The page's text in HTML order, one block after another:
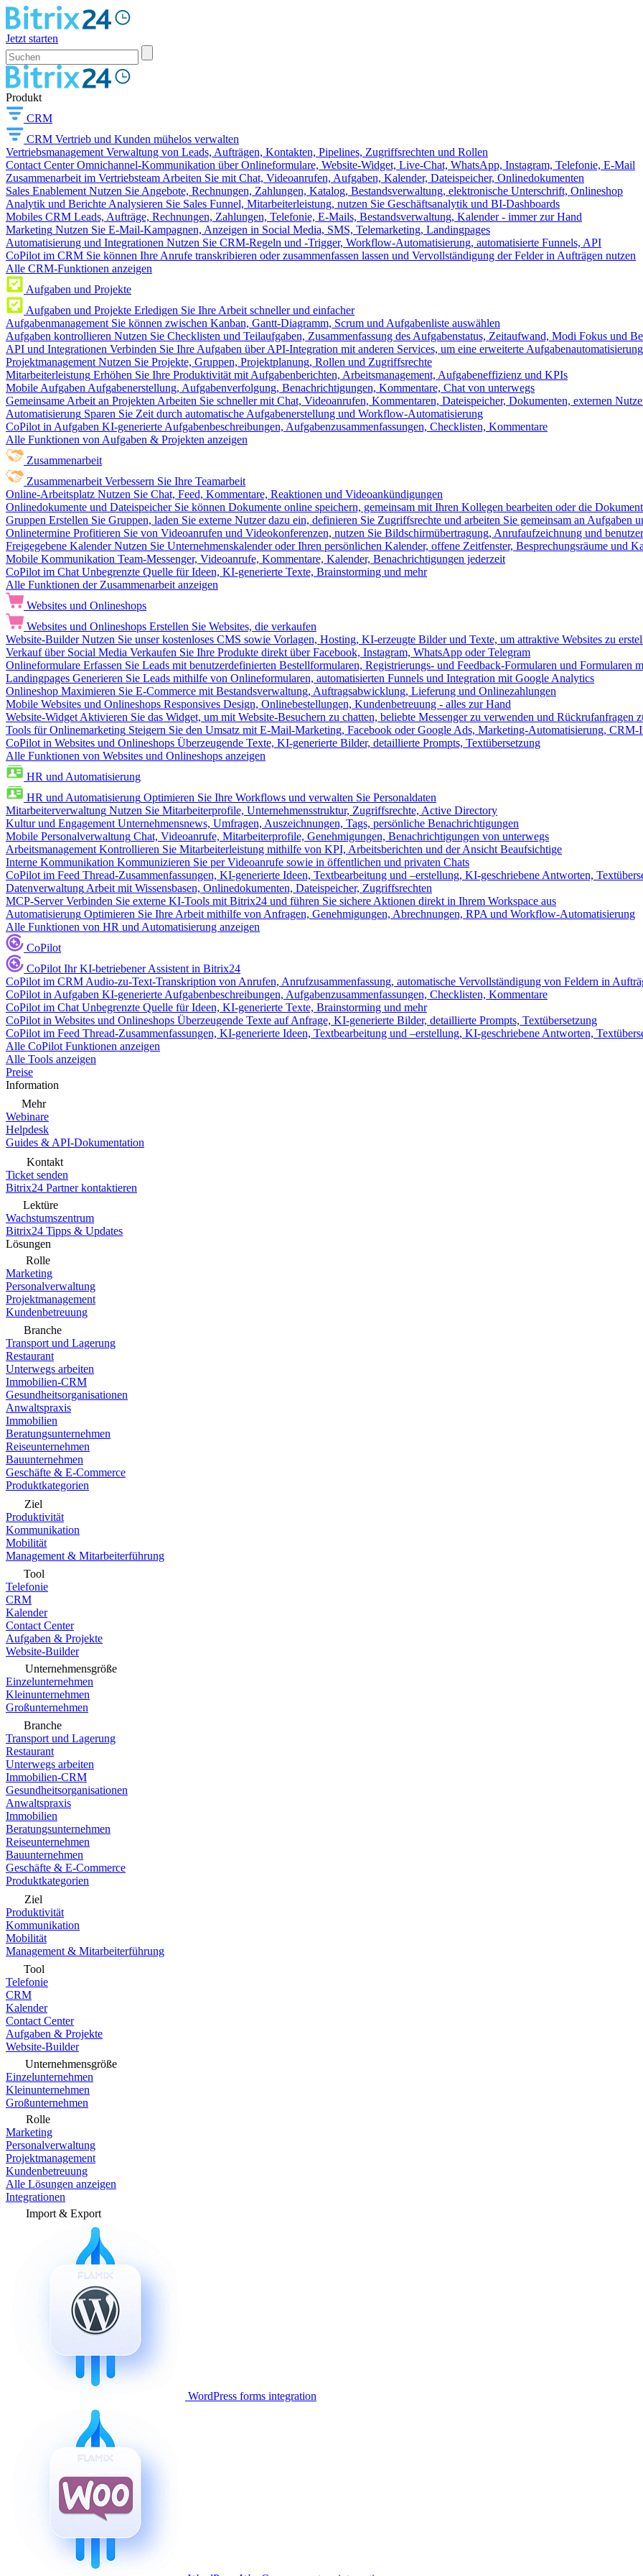
Jetzt starten
Produkt
CRM
CRM Vertrieb und Kunden mühelos verwalten
Vertriebsmanagement Verwaltung von Leads, Aufträgen, Kontakten, Pipelines, Zugriffsrechten und Rollen
Contact Center Omnichannel-Kommunikation über Onlineformulare, Website-Widget, Live-Chat, WhatsApp, Instagram, Telefonie, E-Mail
Zusammenarbeit im Vertriebsteam Arbeiten Sie mit Chat, Videoanrufen, Aufgaben, Kalender, Dateispeicher, Onlinedokumenten
Sales Enablement Nutzen Sie Angebote, Rechnungen, Zahlungen, Katalog, Bestandsverwaltung, elektronische Unterschrift, Onlineshop
Analytik und Berichte Analysieren Sie Sales Funnel, Mitarbeiterleistung, nutzen Sie Geschäftsanalytik und BI-Dashboards
Mobiles CRM Leads, Aufträge, Rechnungen, Zahlungen, Telefonie, E-Mails, Bestandsverwaltung, Kalender - immer zur Hand
Marketing Nutzen Sie E-Mail-Kampagnen, Anzeigen in Social Media, SMS, Telemarketing, Landingpages
Automatisierung und Integrationen Nutzen Sie CRM-Regeln und -Trigger, Workflow-Automatisierung, automatisierte Funnels, API
CoPilot im CRM Sie können Ihre Anrufe transkribieren oder zusammenfassen lassen und Vervollständigung der Felder in Aufträgen nutzen
Alle CRM-Funktionen anzeigen
Aufgaben und Projekte
Aufgaben und Projekte Erledigen Sie Ihre Arbeit schneller und einfacher
Aufgabenmanagement Sie können zwischen Kanban, Gantt-Diagramm, Scrum und Aufgabenliste auswählen
Aufgaben kontrollieren Nutzen Sie Checklisten und Teilaufgaben, Zusammenfassung des Aufgabenstatus, Zeitaufwand, Modi Fokus und
API und Integrationen Verbinden Sie Ihre Aufgaben über API-Integration mit anderen Services, um eine erweiterte
Projektmanagement Nutzen Sie Projekte, Gruppen, Projektplanung, Rollen und Zugriffsrechte
Mitarbeiterleistung Erhöhen Sie Ihre Produktivität mit Aufgabenberichten, Arbeitsmanagement, Aufgabeneffizienz und KPIs
Mobile Aufgaben Aufgabenerstellung, Aufgabenverfolgung, Benachrichtigungen, Kommentare, Chat von unterwegs
Gemeinsame Arbeit an Projekten Arbeiten Sie schneller mit Chat, Videoanrufen, Kommentaren, Dateispeicher, Dokumenten, externen
Automatisierung Sparen Sie Zeit durch automatische Aufgabenerstellung und Workflow-Automatisierung
CoPilot in Aufgaben KI-generierte Aufgabenbeschreibungen, Aufgabenzusammenfassungen, Checklisten, Kommentare
Alle Funktionen von Aufgaben & Projekten anzeigen
Zusammenarbeit
Zusammenarbeit Verbessern Sie Ihre Teamarbeit
Online-Arbeitsplatz Nutzen Sie Chat, Feed, Kommentare, Reaktionen und Videoankündigungen
Onlinedokumente und Dateispeicher Sie können Dokumente online speichern, gemeinsam mit Ihren Kollegen bearbeiten oder die
Gruppen Erstellen Sie Gruppen, laden Sie externe Nutzer dazu ein, definieren Sie Zugriffsrechte und arbeiten Sie gemeinsam an Aufgaben
Onlinetermine Profitieren Sie von Videoanrufen und Videokonferenzen, nutzen Sie Bildschirmübertragung, Anrufaufzeichnung und
Freigegebene Kalender Nutzen Sie Unternehmenskalender oder Ihren persönlichen Kalender, offene Zeitfenster, Besprechungsräume und
Mobile Kommunikation Team-Messenger, Videoanrufe, Kommentare, Kalender, Benachrichtigungen jederzeit
CoPilot im Chat Unbegrenzte Quelle für Ideen, KI-generierte Texte, Brainstorming und mehr
Alle Funktionen der Zusammenarbeit anzeigen
Websites und Onlineshops
Websites und Onlineshops Erstellen Sie Websites, die verkaufen
Website-Builder Nutzen Sie unser kostenloses CMS sowie Vorlagen, Hosting, KI-erzeugte Bilder und Texte, um attraktive Websites zu
Verkauf über Social Media Verkaufen Sie Ihre Produkte direkt über Facebook, Instagram, WhatsApp oder Telegram
Onlineformulare Erfassen Sie Leads mit benutzerdefinierten Bestellformularen, Registrierungs- und Feedback-Formularen und Formularen
Landingpages Generieren Sie Leads mithilfe von Onlineformularen, automatisierten Funnels und Integration mit Google Analytics
Onlineshop Maximieren Sie E-Commerce mit Bestandsverwaltung, Auftragsabwicklung, Lieferung und Onlinezahlungen
Mobile Websites und Onlineshops Responsives Design, Onlinebestellungen, Kundenbetreuung - alles zur Hand
Website-Widget Aktivieren Sie das Widget, um mit Website-Besuchern zu chatten, beliebte Messenger zu verwenden und Rückrufanfragen
Tools für Onlinemarketing Steigern Sie den Umsatz mit E-Mail-Marketing, Facebook oder Google Ads, Marketing-Automatisierung, CRM-
CoPilot in Websites und Onlineshops Überzeugende Texte, KI-generierte Bilder, detaillierte Prompts, Textübersetzung
Alle Funktionen von Websites und Onlineshops anzeigen
HR und Automatisierung
HR und Automatisierung Optimieren Sie Ihre Workflows und verwalten Sie Personaldaten
Mitarbeiterverwaltung Nutzen Sie Mitarbeiterprofile, Unternehmensstruktur, Zugriffsrechte, Active Directory
Kultur und Engagement Unternehmensnews, Umfragen, Auszeichnungen, Tags, persönliche Benachrichtigungen
Mobile Personalverwaltung Chat, Videoanrufe, Mitarbeiterprofile, Genehmigungen, Benachrichtigungen von unterwegs
Arbeitsmanagement Kontrollieren Sie Mitarbeiterleistung mithilfe von KPI, Arbeitsberichten und der Ansicht Beaufsichtige
Interne Kommunikation Kommunizieren Sie per Videoanrufe sowie in öffentlichen und privaten Chats
CoPilot im Feed Thread-Zusammenfassungen, KI-generierte Ideen, Textbearbeitung und –erstellung, KI-geschriebene Antworten,
Datenverwaltung Arbeit mit Wissensbasen, Onlinedokumenten, Dateispeicher, Zugriffsrechten
MCP-Server Verbinden Sie externe KI-Tools mit Bitrix24 und führen Sie sichere Aktionen direkt in Ihrem Workspace aus
Automatisierung Optimieren Sie Ihre Arbeit mithilfe von Anfragen, Genehmigungen, Abrechnungen, RPA und Workflow-Automatisierung
Alle Funktionen von HR und Automatisierung anzeigen
CoPilot
CoPilot Ihr KI-betriebener Assistent in Bitrix24
CoPilot im CRM Audio-zu-Text-Transkription von Anrufen, Anrufzusammenfassung, automatische Vervollständigung von Feldern in
CoPilot in Aufgaben KI-generierte Aufgabenbeschreibungen, Aufgabenzusammenfassungen, Checklisten, Kommentare
CoPilot im Chat Unbegrenzte Quelle für Ideen, KI-generierte Texte, Brainstorming und mehr
CoPilot in Websites und Onlineshops Überzeugende Texte auf Anfrage, KI-generierte Bilder, detaillierte Prompts, Textübersetzung
CoPilot im Feed Thread-Zusammenfassungen, KI-generierte Ideen, Textbearbeitung und –erstellung, KI-geschriebene Antworten,
Alle CoPilot Funktionen anzeigen
Alle Tools anzeigen
Preise
Information
Mehr
Webinare
Helpdesk
Guides & API-Dokumentation
Kontakt
Ticket senden
Bitrix24 Partner kontaktieren
Lektüre
Wachstumszentrum
Bitrix24 Tipps & Updates
Lösungen
Rolle
Marketing
Personalverwaltung
Projektmanagement
Kundenbetreuung
Branche
Transport und Lagerung
Restaurant
Unterwegs arbeiten
Immobilien-CRM
Gesundheitsorganisationen
Anwaltspraxis
Immobilien
Beratungsunternehmen
Reiseunternehmen
Bauunternehmen
Geschäfte & E-Commerce
Produktkategorien
Ziel
Produktivität
Kommunikation
Mobilität
Management & Mitarbeiterführung
Tool
Telefonie
CRM
Kalender
Contact Center
Aufgaben & Projekte
Website-Builder
Unternehmensgröße
Einzelunternehmen
Kleinunternehmen
Großunternehmen
Branche
Transport und Lagerung
Restaurant
Unterwegs arbeiten
Immobilien-CRM
Gesundheitsorganisationen
Anwaltspraxis
Immobilien
Beratungsunternehmen
Reiseunternehmen
Bauunternehmen
Geschäfte & E-Commerce
Produktkategorien
Ziel
Produktivität
Kommunikation
Mobilität
Management & Mitarbeiterführung
Tool
Telefonie
CRM
Kalender
Contact Center
Aufgaben & Projekte
Website-Builder
Unternehmensgröße
Einzelunternehmen
Kleinunternehmen
Großunternehmen
Rolle
Marketing
Personalverwaltung
Projektmanagement
Kundenbetreuung
Alle Lösungen anzeigen
Integrationen
Import & Export
WordPress forms integration